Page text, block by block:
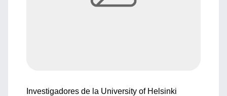
Investigadores de la University of Helsinki